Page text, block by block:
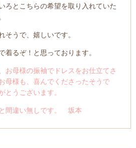
ろとこちらの希望を取り入れていた
うで、嬉しいです。
るぞ！と思っております。
お母様の振袖でドレスをお仕立てさ
母様も、喜んでくださったそうで
とうございます。
間違い無しです。 坂本